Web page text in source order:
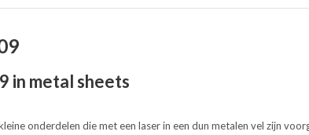
in metal sheets
onderdelen die met een laser in een dun metalen vel zijn